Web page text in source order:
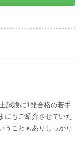
試験に1発合格の若手
にもご紹介させていた
うこともありしっかり